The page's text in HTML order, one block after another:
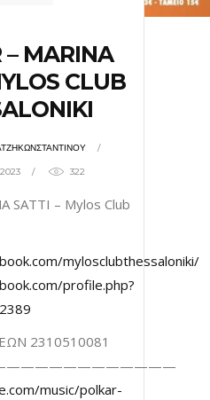
– MARINA
CLUB
322
SATTI – Mylos Club
mylosclubthessaloniki/
profile.php?
2310510081
music/polkar-